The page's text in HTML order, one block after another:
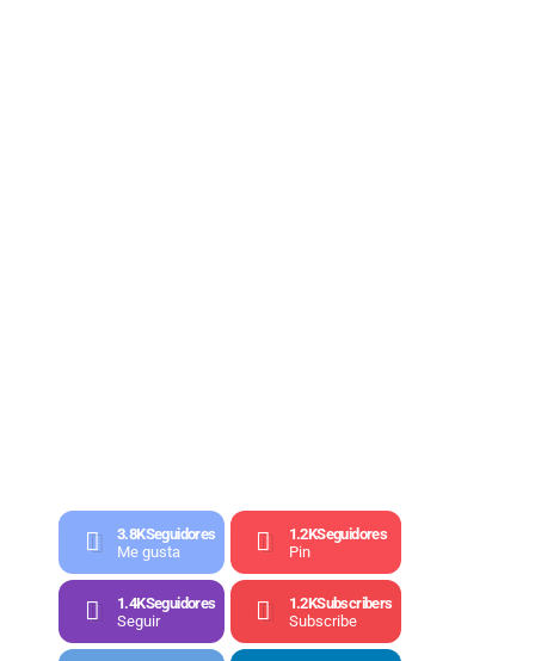
3.8KSeguidores
Me gusta
1.2KSeguidores
Pin
1.4KSeguidores
Seguir
1.2KSubscribers
Subscribe